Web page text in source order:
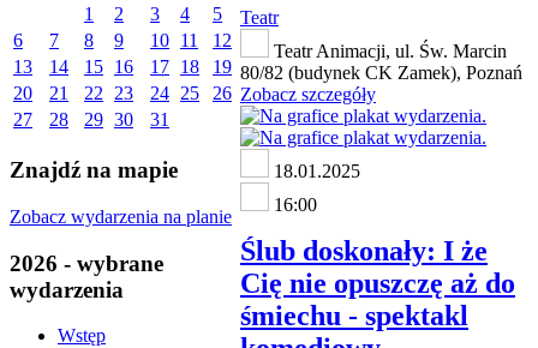
1
2 3 4
5
6
7 8 9 10 11
12
13
14 15 16 17 18
19
20
21 22 23 24 25
26
27
28 29 30 31
Znajdź na mapie
Zobacz wydarzenia na planie
2026 - wybrane
wydarzenia
Wstęp
Teatr
Teatr Animacji, ul. Św. Marcin
80/82 (budynek CK Zamek), Poznań
Zobacz szczegóły
18.01.2025
16:00
Ślub doskonały: I że
Cię nie opuszczę aż do
śmiechu - spektakl